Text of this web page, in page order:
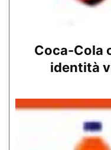
Coca-Cola
identità